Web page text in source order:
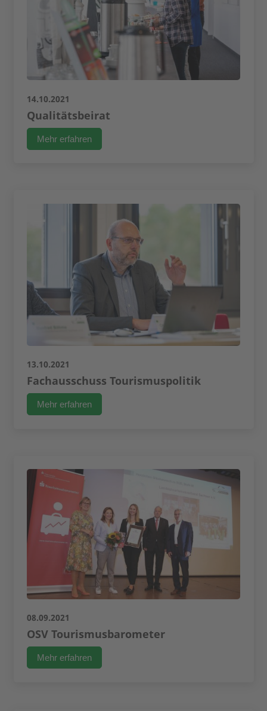
14.10.2021
Qualitätsbeirat
Mehr erfahren
13.10.2021
Fachausschuss Tourismuspolitik
Mehr erfahren
08.09.2021
OSV Tourismusbarometer
Mehr erfahren